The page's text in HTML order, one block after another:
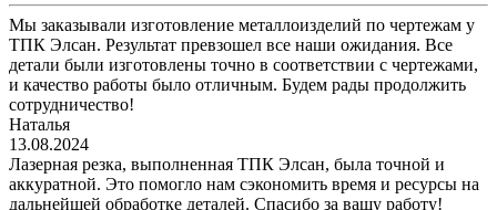
Мы заказывали изготовление металлоизделий по чертежам у
ТПК Элсан. Результат превзошел все наши ожидания. Все
детали были изготовлены точно в соответствии с чертежами,
и качество работы было отличным. Будем рады продолжить
сотрудничество!
Наталья
13.08.2024
Лазерная резка, выполненная ТПК Элсан, была точной и
аккуратной. Это помогло нам сэкономить время и ресурсы на
дальнейшей обработке деталей. Спасибо за вашу работу!